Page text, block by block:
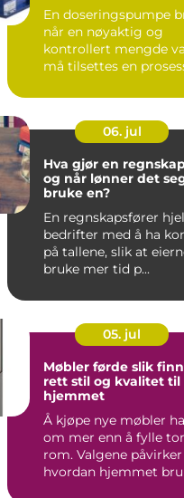
En doseringspumpe
når en nøyaktig og
kontrollert mengde
må tilsettes en
06. jul
Hva gjør en
og når lønner det
bruke en?
En regnskapsfører
bedrifter med å ha
på tallene, slik at
bruke mer tid p...
05. jul
Møbler førde slik finner du
rett stil og kvalitet til
hjemmet
Å kjøpe nye møbler
om mer enn å fylle
rom. Valgene påvirker
hvordan hjemmet